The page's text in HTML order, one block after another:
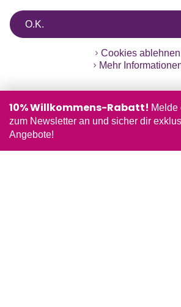
O.K.
Cookies ablehnen
Mehr
10% Willkommens-Rabatt! Melde
zum Newsletter an und sicher dir
Angebote!